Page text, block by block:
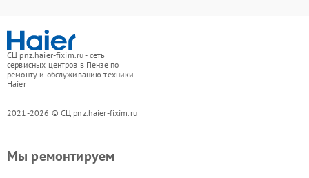
СЦ pnz.haier-fixim.ru - сеть
сервисных центров в Пензе по
ремонту и обслуживанию техники
Haier
2021-2026 © СЦ pnz.haier-fixim.ru
Мы ремонтируем